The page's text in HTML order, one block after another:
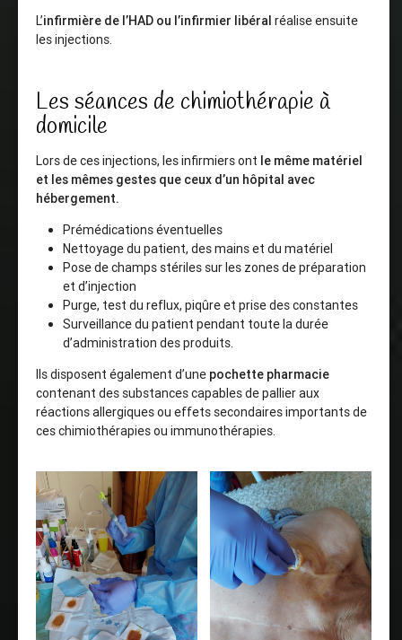
L’infirmière de l’HAD ou l’infirmier libéral réalise ensuite
les injections.
Les séances de chimiothérapie à
domicile
Lors de ces injections, les infirmiers ont le même matériel
et les mêmes gestes que ceux d’un hôpital avec
hébergement.
Prémédications éventuelles
Nettoyage du patient, des mains et du matériel
Pose de champs stériles sur les zones de préparation
et d’injection
Purge, test du reflux, piqûre et prise des constantes
Surveillance du patient pendant toute la durée
d’administration des produits.
Ils disposent également d’une pochette pharmacie
contenant des substances capables de pallier aux
réactions allergiques ou effets secondaires importants de
ces chimiothérapies ou immunothérapies.